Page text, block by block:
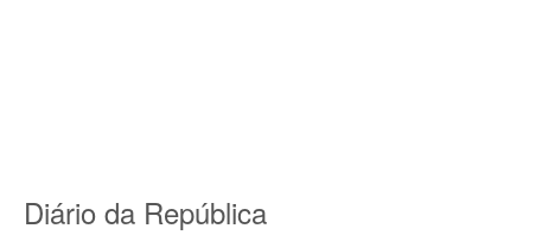
Diário da República